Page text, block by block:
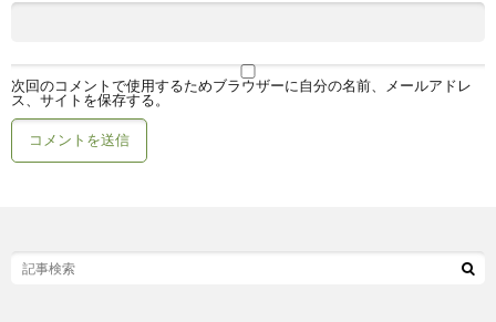
次回のコメントで使用するためブラウザーに自分の名前、メールアドレ
ス、サイトを保存する。